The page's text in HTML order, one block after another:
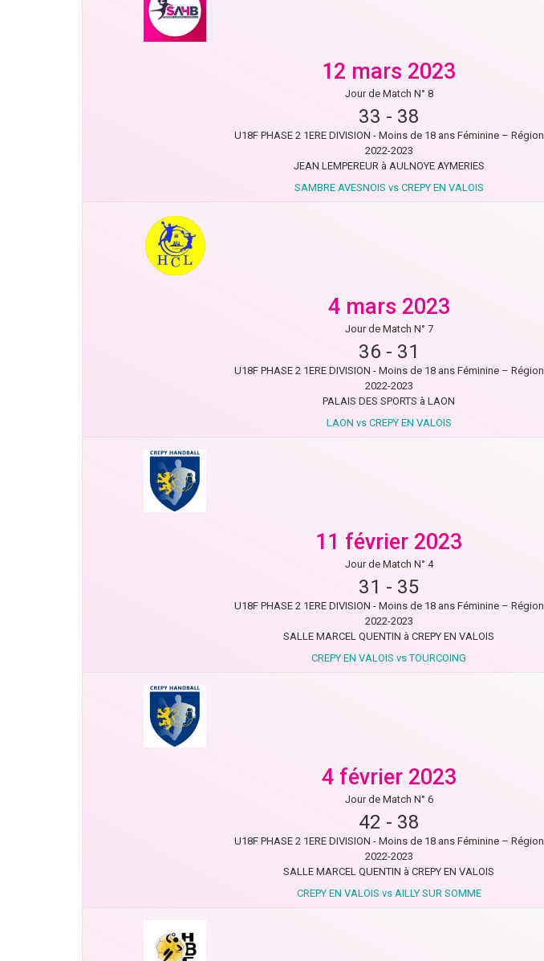
12 mars 2023
Jour de Match N° 8
33 - 38
U18F PHASE 2 1ERE DIVISION - Moins de 18 ans Féminine – Région
2022-2023
JEAN LEMPEREUR à AULNOYE AYMERIES
SAMBRE AVESNOIS vs CREPY EN VALOIS
4 mars 2023
Jour de Match N° 7
36 - 31
U18F PHASE 2 1ERE DIVISION - Moins de 18 ans Féminine – Région
2022-2023
PALAIS DES SPORTS à LAON
LAON vs CREPY EN VALOIS
11 février 2023
Jour de Match N° 4
31 - 35
U18F PHASE 2 1ERE DIVISION - Moins de 18 ans Féminine – Région
2022-2023
SALLE MARCEL QUENTIN à CREPY EN VALOIS
CREPY EN VALOIS vs TOURCOING
4 février 2023
Jour de Match N° 6
42 - 38
U18F PHASE 2 1ERE DIVISION - Moins de 18 ans Féminine – Région
2022-2023
SALLE MARCEL QUENTIN à CREPY EN VALOIS
CREPY EN VALOIS vs AILLY SUR SOMME